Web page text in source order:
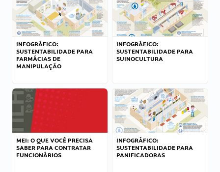
INFOGRÁFICO:
SUSTENTABILIDADE PARA
FARMÁCIAS DE
MANIPULAÇÃO
INFOGRÁFICO:
SUSTENTABILIDADE PARA
SUINOCULTURA
MEI: O QUE VOCÊ PRECISA
SABER PARA CONTRATAR
FUNCIONÁRIOS
INFOGRÁFICO:
SUSTENTABILIDADE PARA
PANIFICADORAS